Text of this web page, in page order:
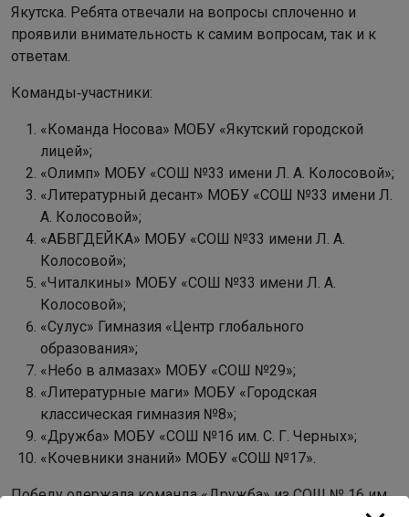
Якутска. Ребята отвечали на вопросы сплоченно и
проявили внимательность к самим вопросам, так и к
ответам.
Команды‑участники:
«Команда Носова» МОБУ «Якутский городской
лицей»;
«Олимп» МОБУ «СОШ №33 имени Л. А. Колосовой»;
«Литературный десант» МОБУ «СОШ №33 имени Л.
А. Колосовой»;
«АБВГДЕЙКА» МОБУ «СОШ №33 имени Л. А.
Колосовой»;
«Читалкины» МОБУ «СОШ №33 имени Л. А.
Колосовой»;
«Сулус» Гимназия «Центр глобального
образования»;
«Небо в алмазах» МОБУ «СОШ №29»;
«Литературные маги» МОБУ «Городская
классическая гимназия №8»;
«Дружба» МОБУ «СОШ №16 им. С. Г. Черных»;
«Кочевники знаний» МОБУ «СОШ №17».
Победу одержала команда «Дружба» из СОШ № 16 им.